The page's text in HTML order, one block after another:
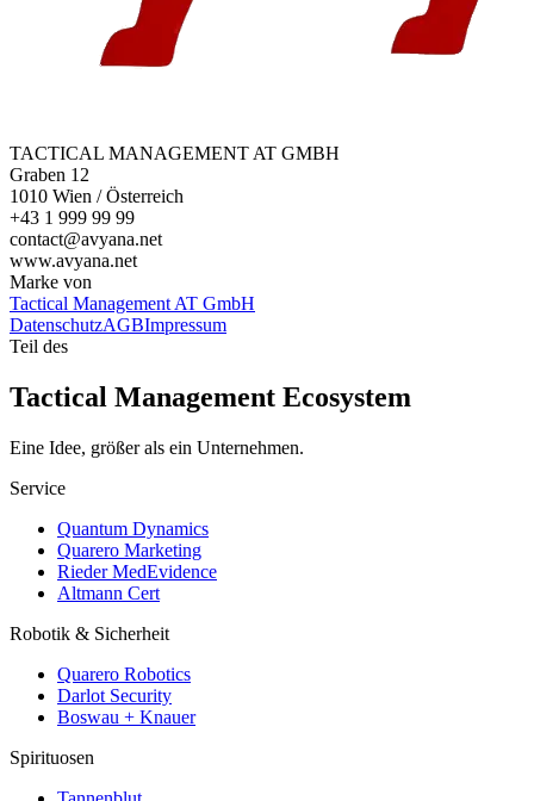
TACTICAL MANAGEMENT AT GMBH
Graben 12
1010 Wien / Österreich
+43 1 999 99 99
contact@avyana.net
www.avyana.net
Marke von
Tactical Management AT GmbH
DatenschutzAGBImpressum
Teil des
Tactical Management Ecosystem
Eine Idee, größer als ein Unternehmen.
Service
Quantum Dynamics
Quarero Marketing
Rieder MedEvidence
Altmann Cert
Robotik & Sicherheit
Quarero Robotics
Darlot Security
Boswau + Knauer
Spirituosen